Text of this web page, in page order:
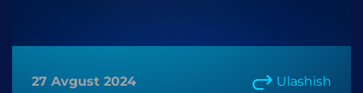
27 Avgust 2024 Ulashish